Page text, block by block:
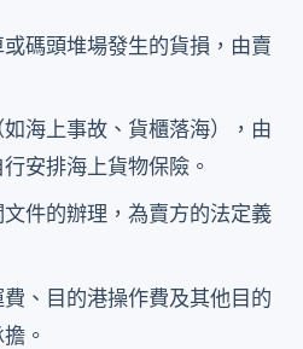
碼頭堆場發生的貨損，由賣
海上事故、貨櫃落海），由
安排海上貨物保險。
件的辦理，為賣方的法定義
、目的港操作費及其他目的
。